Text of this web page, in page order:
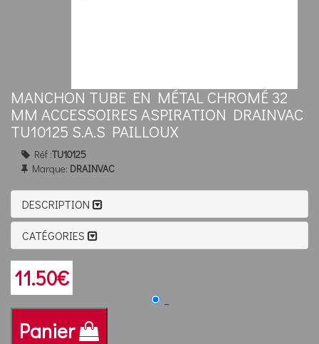
MANCHON TUBE EN MÉTAL CHROMÉ 32
MM ACCESSOIRES ASPIRATION DRAINVAC
TU10125 S.A.S PAILLOUX
Réf :TU10125
Marque: DRAINVAC
DESCRIPTION
CATÉGORIES
11.50€
_
Panier